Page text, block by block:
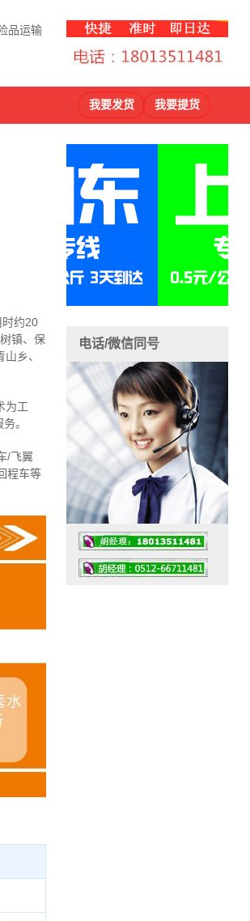
品运输
我要发货 我要提货
约20
镇、保
乡、
为工
。
/飞翼
程车等
电话/微信同号